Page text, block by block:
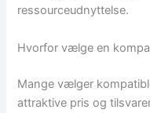
ressourceudnyttelse.
Hvorfor vælge en
Mange vælger
attraktive pris og